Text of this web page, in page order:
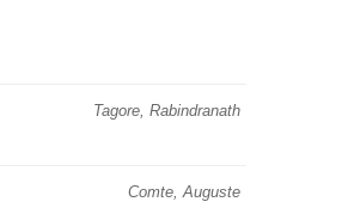
Tagore, Rabindranath
Comte, Auguste